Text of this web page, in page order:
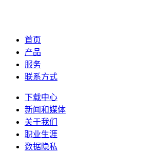
首页
产品
服务
联系方式
下载中心
新闻和媒体
关于我们
职业生涯
数据隐私